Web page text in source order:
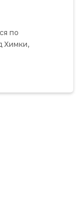
по
Химки,